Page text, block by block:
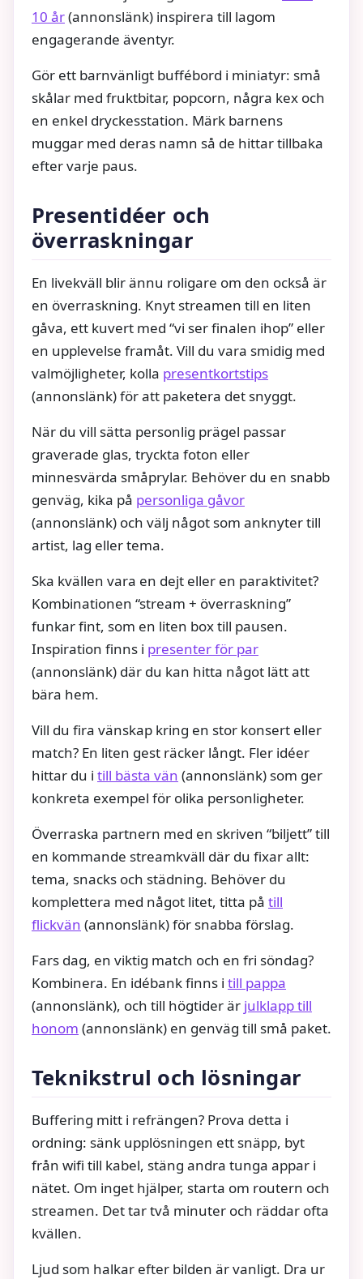
10 år(annonslänk) inspirera till lagom
engagerande äventyr.
Gör ett barnvänligt buffébord i miniatyr: små
skålar med fruktbitar, popcorn, några kex och
en enkel dryckesstation. Märk barnens
muggar med deras namn så de hittar tillbaka
efter varje paus.
Presentidéer och
överraskningar
En livekväll blir ännu roligare om den också är
en överraskning. Knyt streamen till en liten
gåva, ett kuvert med “vi ser finalen ihop” eller
en upplevelse framåt. Vill du vara smidig med
valmöjligheter, kolla presentkortstips
(annonslänk) för att paketera det snyggt.
När du vill sätta personlig prägel passar
graverade glas, tryckta foton eller
minnesvärda småprylar. Behöver du en snabb
genväg, kika på personliga gåvor
(annonslänk) och välj något som anknyter till
artist, lag eller tema.
Ska kvällen vara en dejt eller en paraktivitet?
Kombinationen “stream + överraskning”
funkar fint, som en liten box till pausen.
Inspiration finns i presenter för par
(annonslänk) där du kan hitta något lätt att
bära hem.
Vill du fira vänskap kring en stor konsert eller
match? En liten gest räcker långt. Fler idéer
hittar du i till bästa vän (annonslänk) som ger
konkreta exempel för olika personligheter.
Överraska partnern med en skriven “biljett” till
en kommande streamkväll där du fixar allt:
tema, snacks och städning. Behöver du
komplettera med något litet, titta på till
flickvän (annonslänk) för snabba förslag.
Fars dag, en viktig match och en fri söndag?
Kombinera. En idébank finns i till pappa
(annonslänk), och till högtider är julklapp till
honom (annonslänk) en genväg till små paket.
Teknikstrul och lösningar
Buffering mitt i refrängen? Prova detta i
ordning: sänk upplösningen ett snäpp, byt
från wifi till kabel, stäng andra tunga appar i
nätet. Om inget hjälper, starta om routern och
streamen. Det tar två minuter och räddar ofta
kvällen.
Ljud som halkar efter bilden är vanligt. Dra ur